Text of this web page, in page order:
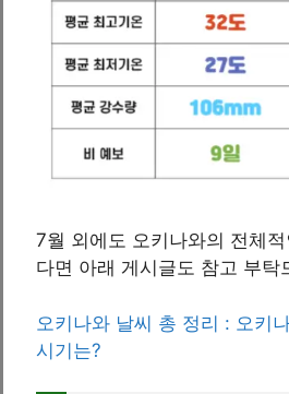
7월 외에도 오키나와의 전체
다면 아래 게시글도 참고 부탁
오키나와 날씨 총 정리 : 오키
시기는?